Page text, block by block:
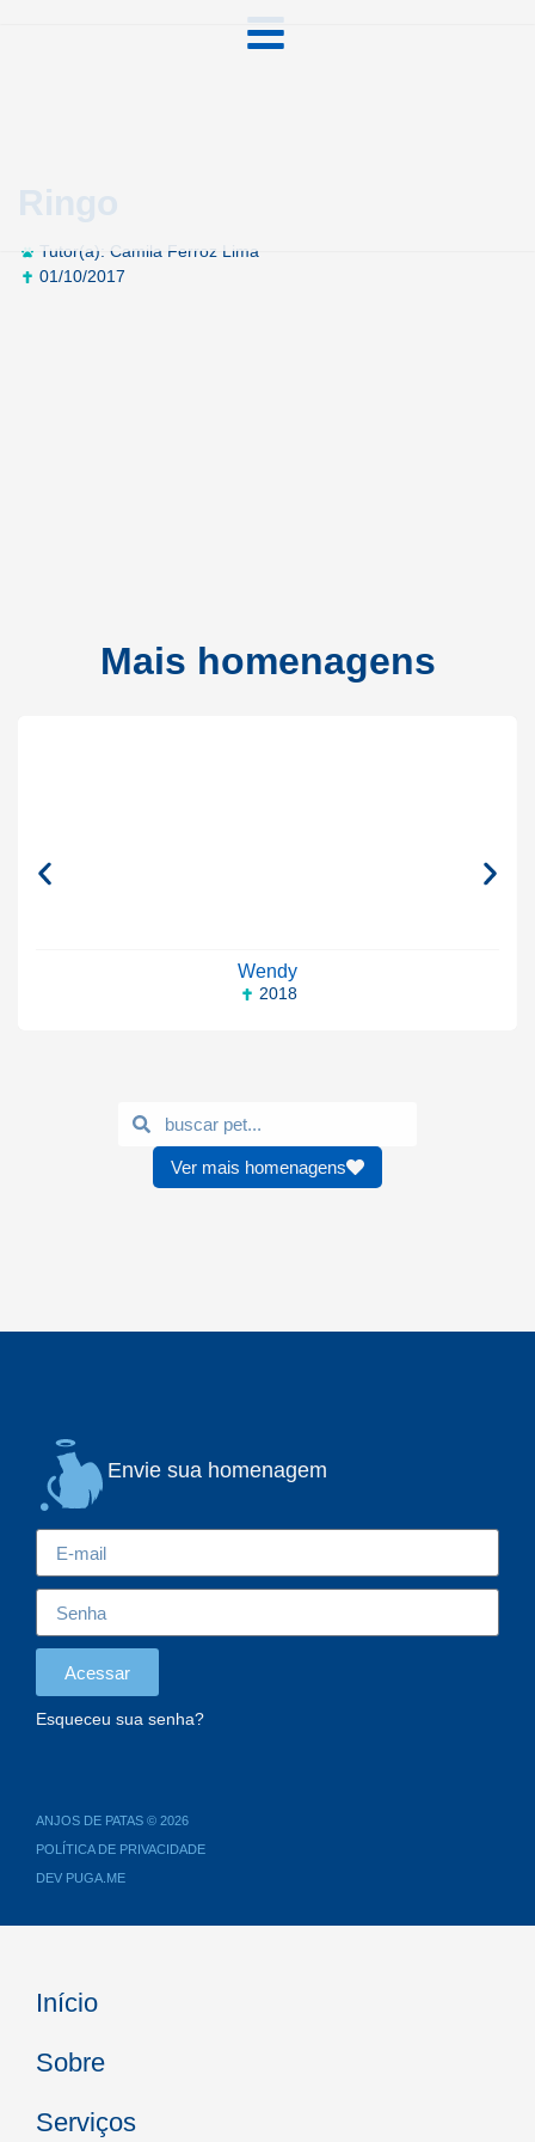
Ringo
Tutor(a): Camila Ferroz Lima
01/10/2017
Mais homenagens
Wendy
2018
Ver mais homenagens
ANJOS DE PATAS © 2026
POLÍTICA DE PRIVACIDADE
DEV PUGA.ME
Envie sua homenagem
Acessar
Esqueceu sua senha?
Início
Sobre
Serviços